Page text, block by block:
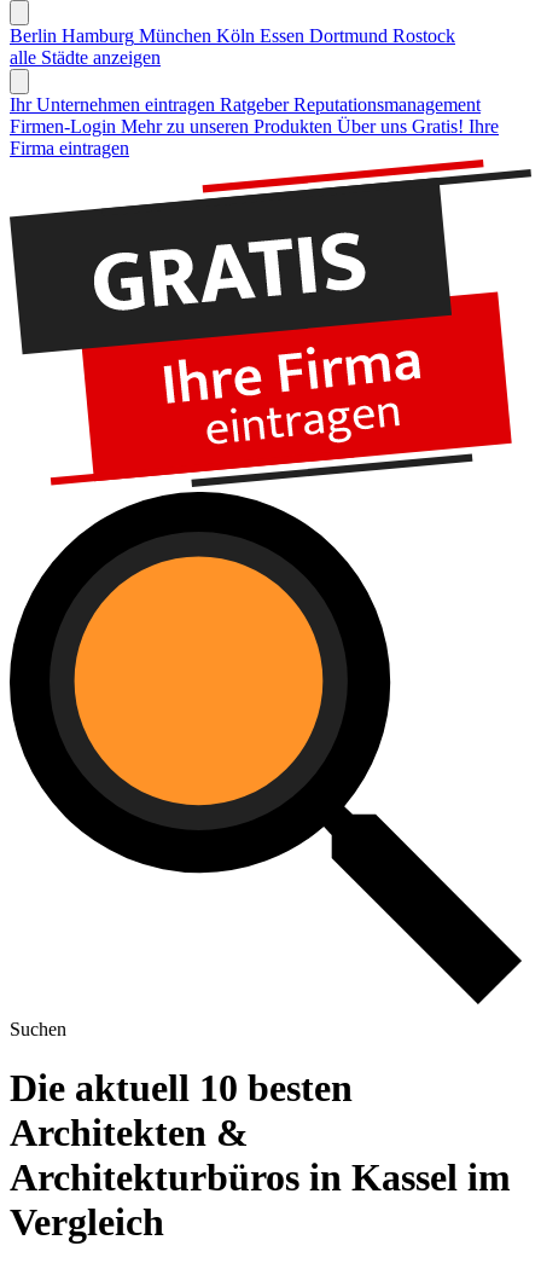
Berlin Hamburg München Köln Essen Dortmund Rostock
alle Städte anzeigen
Ihr Unternehmen eintragen Ratgeber Reputationsmanagement
Firmen-Login Mehr zu unseren Produkten Über uns Gratis! Ihre
Firma eintragen
Suchen
Die aktuell 10 besten
Architekten &
Architekturbüros in Kassel im
Vergleich